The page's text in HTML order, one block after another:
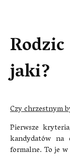
jaki?
Czy chrzestnym
Pierwsze
kandydatów na
formalne. To je w